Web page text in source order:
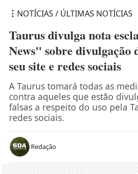
NOTÍCIAS / ÚLTIMAS NOTÍCIAS
Taurus divulga nota
News" sobre divulgação
seu site e redes sociais
A Taurus tomará todas as
contra aqueles que estão
falsas a respeito do uso pela
redes sociais.
Redação